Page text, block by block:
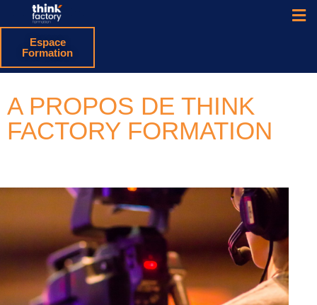
Espace
Formation
A PROPOS DE THINK
FACTORY FORMATION